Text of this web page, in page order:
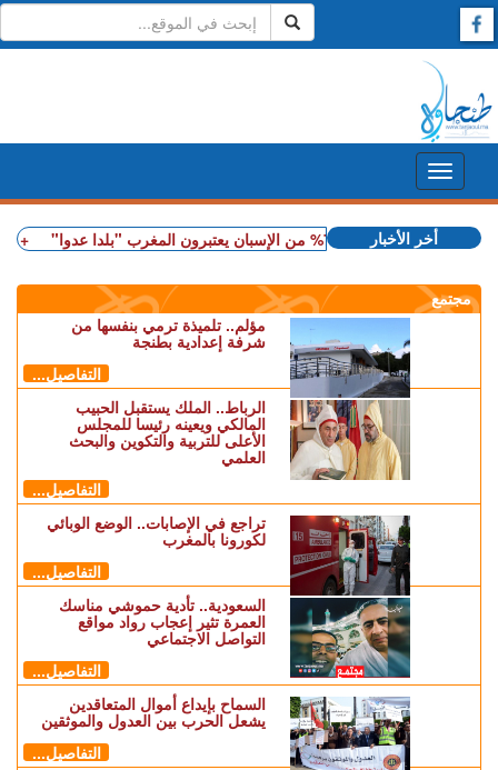
+ استطلاع رأي: 77.3% من الإسبان يعتبرون المغرب "بلدا عدوا" + سوء أخر الأخبار
مجتمع
مؤلم.. تلميذة ترمي بنفسها من
شرفة إعدادية بطنجة
التفاصيل...
الرباط.. الملك يستقبل الحبيب
المالكي ويعينه رئيسا للمجلس
الأعلى للتربية والتكوين والبحث
العلمي
التفاصيل...
تراجع في الإصابات.. الوضع الوبائي
لكورونا بالمغرب
التفاصيل...
السعودية.. تأدية حموشي مناسك
العمرة تثير إعجاب رواد مواقع
التواصل الاجتماعي
التفاصيل...
السماح بإيداع أموال المتعاقدين
يشعل الحرب بين العدول والموثقين
التفاصيل...